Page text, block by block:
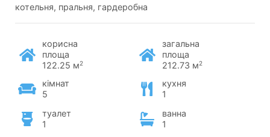
котельня, пральня, гардеробна
корисна
площа
122.25 м2
загальна
площа
212.73 м2
кімнат
5
кухня
1
туалет
1
ванна
1